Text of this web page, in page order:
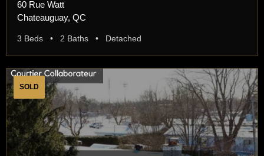
60 Rue Watt
Chateauguay, QC
3 Beds • 2 Baths • Detached
SOLD